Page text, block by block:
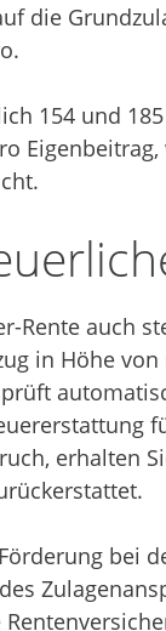
die
154 und
Rente auch
in Höhe
erhalten
bei